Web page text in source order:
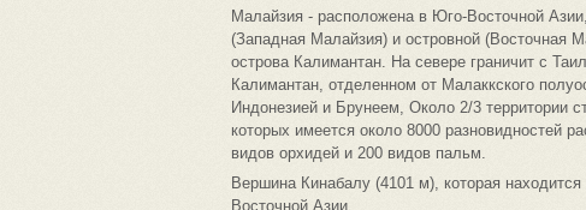
Малайзия - расположена в Юго-Восточной
(Западная Малайзия) и островной (Восточная
острова Калимантан. На севере граничит с
Калимантан, отделенном от Малаккского
Индонезией и Брунеем, Около 2/3 территории
которых имеется около 8000 разновидностей
видов орхидей и 200 видов пальм.
Вершина Кинабалу (4101 м), которая
Восточной Азии.